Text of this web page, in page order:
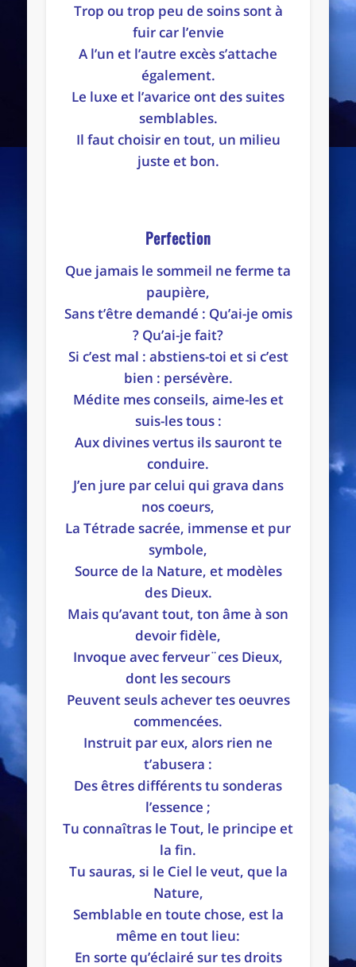
Trop ou trop peu de soins sont à
fuir car l’envie
A l’un et l’autre excès s’attache
également.
Le luxe et l’avarice ont des suites
semblables.
Il faut choisir en tout, un milieu
juste et bon.
Perfection
Que jamais le sommeil ne ferme ta
paupière,
Sans t’être demandé : Qu’ai-je omis
? Qu’ai-je fait?
Si c’est mal : abstiens-toi et si c’est
bien : persévère.
Médite mes conseils, aime-les et
suis-les tous :
Aux divines vertus ils sauront te
conduire.
J’en jure par celui qui grava dans
nos coeurs,
La Tétrade sacrée, immense et pur
symbole,
Source de la Nature, et modèles
des Dieux.
Mais qu’avant tout, ton âme à son
devoir fidèle,
Invoque avec ferveur¨ces Dieux,
dont les secours
Peuvent seuls achever tes oeuvres
commencées.
Instruit par eux, alors rien ne
t’abusera :
Des êtres différents tu sonderas
l’essence ;
Tu connaîtras le Tout, le principe et
la fin.
Tu sauras, si le Ciel le veut, que la
Nature,
Semblable en toute chose, est la
même en tout lieu:
En sorte qu’éclairé sur tes droits